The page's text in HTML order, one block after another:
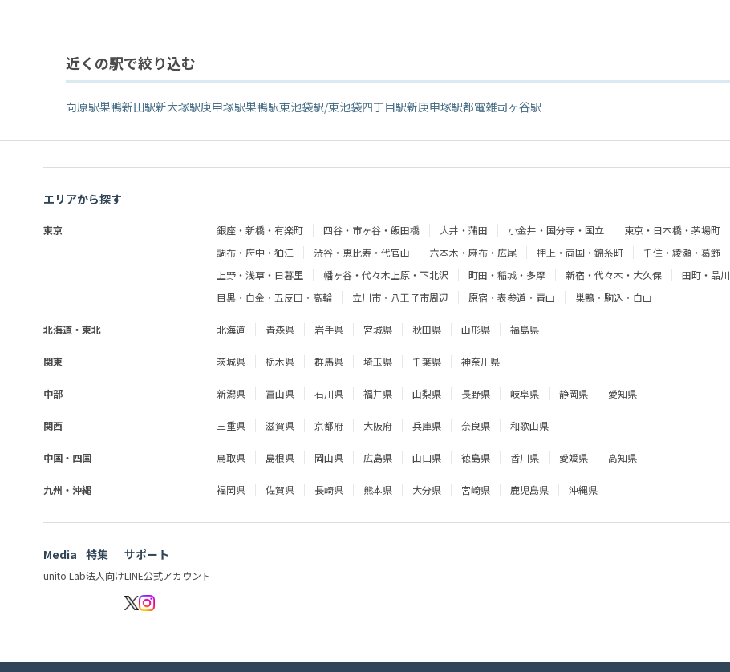
近くの駅で絞り込む
向原駅巣鴨新田駅新大塚駅庚申塚駅巣鴨駅東池袋駅/東池袋四丁目駅新庚申塚駅都電雑司ヶ谷駅
エリアから探す
東京 銀座・新橋・有楽町 四谷・市ヶ谷・飯田橋 大井・蒲田 小金井・国分寺・国立 東京・日本橋・茅場町
調布・府中・狛江
渋谷・恵比寿・代官山 六本木・麻布・広尾 押上・両国・錦糸町 千住・綾瀬・葛飾
上野・浅草・日暮里
幡ヶ谷・代々木上原・下北沢 町田・稲城・多摩 新宿・代々木・大久保 田町・品川
目黒・白金・五反田・高輪
立川市・八王子市周辺 原宿・表参道・青山 巣鴨・駒込・白山
北海道・東北 北海道 青森県 岩手県 宮城県 秋田県 山形県 福島県
関東 茨城県 栃木県 群馬県 埼玉県 千葉県 神奈川県
中部 新潟県 富山県 石川県 福井県 山梨県 長野県 岐阜県 静岡県 愛知県
関西 三重県 滋賀県 京都府 大阪府 兵庫県 奈良県 和歌山県
中国・四国 鳥取県 島根県 岡山県 広島県 山口県 徳島県 香川県 愛媛県 高知県
九州・沖縄 福岡県 佐賀県 長崎県 熊本県 大分県 宮崎県 鹿児島県 沖縄県
Media
unito Lab
特集
法人向け
サポート
LINE公式アカウント